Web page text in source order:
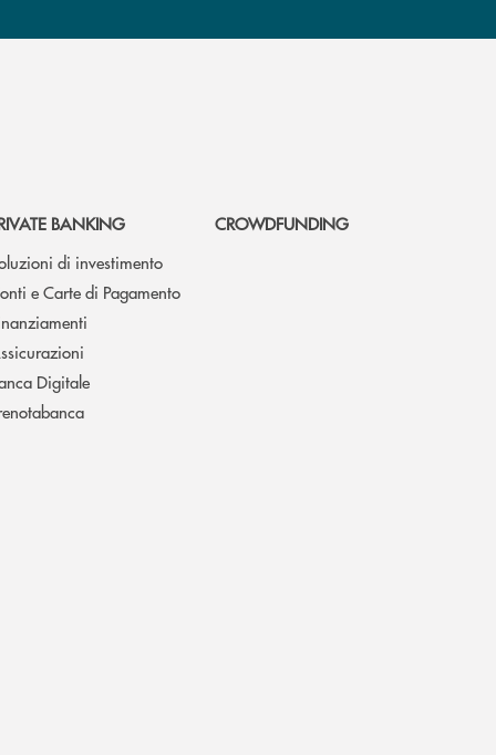
BANKING
di investimento
e Carte di Pagamento
Digitale
CROWDFUNDING